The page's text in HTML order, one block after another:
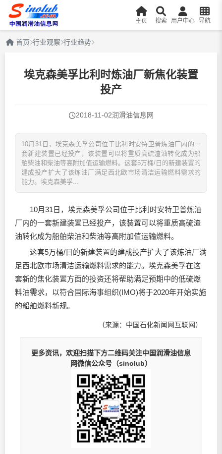
主页 搜索 用户中心 导航
首页 行业观察 行业趋势
埃克森美孚比利时炼油厂新焦化装置
投产
2018-11-02润滑油信息网
10月31日，埃克森美孚公司位于比利时安特卫普炼油厂内的一
套新建装置已经投产，该装置可以将重质高硫渣油转化成为船
舶柴油和柴油等高附加值运输燃料。这套5万桶/日的新建装置的
建成投产扩大了该炼油厂满足西北欧市场清洁运输燃料需求的
能力。埃克森美孚...
10月31日，埃克森美孚公司位于比利时安特卫普炼油
厂内的一套新建装置已经投产，该装置可以将重质高硫渣
油转化成为船舶柴油和柴油等高附加值运输燃料。
这套5万桶/日的新建装置的建成投产扩大了该炼油厂满
足西北欧市场清洁运输燃料需求的能力。埃克森美孚在这
套新的焦化装置方面的投资还将帮助满足预期中的低硫燃
料油需求，以符合国际海事组织(IMO)将于2020年开始实施
的船舶燃料新规。
（来源：中国石化新闻网互联网）
更多资讯，欢迎扫描下方二维码关注中国润滑油信息
网微信公众号（sinolub）